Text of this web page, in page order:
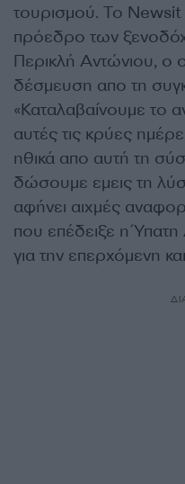
τουρισμού. Το Newsit
πρόεδρο των
Περικλή Αντώνιου, ο
δέσμευση απο τη
«Καταλαβαίνουμε το
αυτές τις κρύες
ηθικά απο αυτή τη
δώσουμε εμεις τη
αφήνει αιχμές
που επέδειξε η
για την επερχόμενη